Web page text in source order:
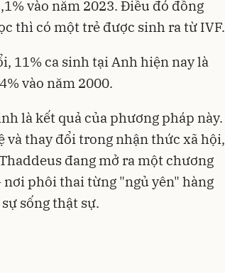
vào năm 2023. Điều đó đồng
thì có một trẻ được sinh ra từ IVF.
11% ca sinh tại Anh hiện nay là
vào năm 2000.
là kết quả của phương pháp này.
và thay đổi trong nhận thức xã hội,
đang mở ra một chương
phôi thai từng "ngủ yên" hàng
sống thật sự.